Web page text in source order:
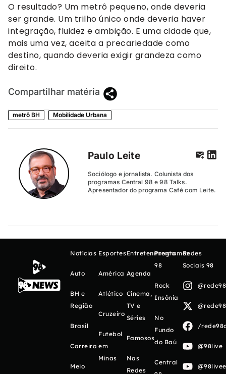
O resultado? Um metrô pequeno, onde deveria
ser grande. Um trilho único onde deveria haver
integração, fluidez e ambição. E uma cidade que,
mais uma vez, aceita a precariedade como
destino, quando deveria exigir grandeza como
direito.
Compartilhar matéria
metrô BH Mobilidade Urbana
Paulo Leite
Sociólogo e jornalista. Colunista dos
programas Central 98 e 98 Talks.
Apresentador do programa Café com Leite.
Notícias
Auto
BH e
Região
Brasil
Carreira
Meio
Esportes
América
Atlético
Cruzeiro
Futebol
em
Minas
Entretenimento
Agenda
Cinema,
TV e
Séries
Famosos
Nas
Redes
Programas
98
Rock
Insônia
No
Fundo
do Baú
Central
Redes
Sociais 98
/
@98live